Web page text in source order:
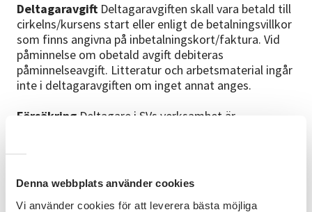
Denna webbplats använder cookies
Vi använder cookies för att leverera bästa möjliga
Deltagaravgift Deltagaravgiften skall vara betald till
cirkelns/kursens start eller enligt de betalningsvillkor
som finns angivna på inbetalningskort/faktura. Vid
påminnelse om obetald avgift debiteras
påminnelseavgift. Litteratur och arbetsmaterial ingår
inte i deltagaravgiften om inget annat anges.
Försäkring Deltagare i SVs verksamhet är
Studielokaler Kontrollera noga vilken lokal din kurs
är förlagd till. Information hittar du på din kallelse.